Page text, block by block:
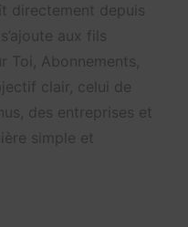
directement depuis
aux fils
Toi, Abonnements,
clair, celui de
des entreprises et
simple et